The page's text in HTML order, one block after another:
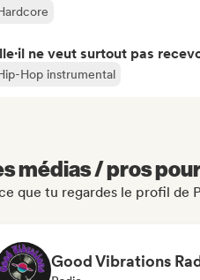
ne veut surtout pas
Hop instrumental
médias / pros
que tu regardes le profil de
Good Vibrations